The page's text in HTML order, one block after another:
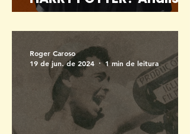
Harry Potter -
Roger Caroso
19 de jun. de 2024
1 min de leitura